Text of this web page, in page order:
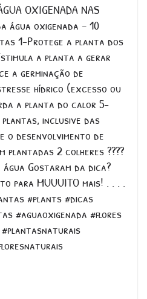
OXIGENADA NAS
água oxigenada – 10
1-Protege a planta dos
a planta a gerar
a germinação de
hídrico (excesso ou
a planta do calor 5-
inclusive das
o desenvolvimento de
plantadas 2 colheres ????
Gostaram da dica?
para MUUUITO mais! . . . .
#plants #dicas
#aguaoxigenada #flores
#plantasnaturais